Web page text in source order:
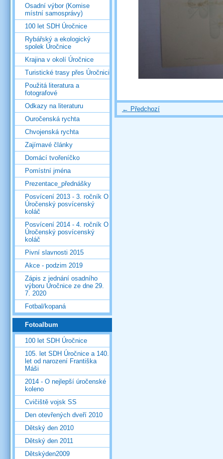
← Předchozí
Osadní výbor (Komise
místní samosprávy)
100 let SDH Úročnice
Rybářský a ekologický
spolek Úročnice
Krajina v okolí Úročnice
Turistické trasy přes Úročnici
Použitá literatura a
fotografové
Odkazy na literaturu
Ouročenská rychta
Chvojenská rychta
Zajímavé články
Domácí tvořeníčko
Pomístní jména
Prezentace_přednášky
Posvícení 2013 - 3. ročník O
Úročenský posvícenský
koláč
Posvícení 2014 - 4. ročník O
Úročenský posvícenský
koláč
Pivní slavnosti 2015
Akce - podzim 2019
Zápis z jednání osadního
výboru Úročnice ze dne 29.
7. 2020
Fotbal/kopaná
Fotoalbum
100 let SDH Úročnice
105. let SDH Úročnice a 140.
let od narození Františka
Máši
2014 - O nejlepší úročenské
koleno
Cvičiště vojsk SS
Den otevřených dveří 2010
Dětský den 2010
Dětský den 2011
Dětskýden2009